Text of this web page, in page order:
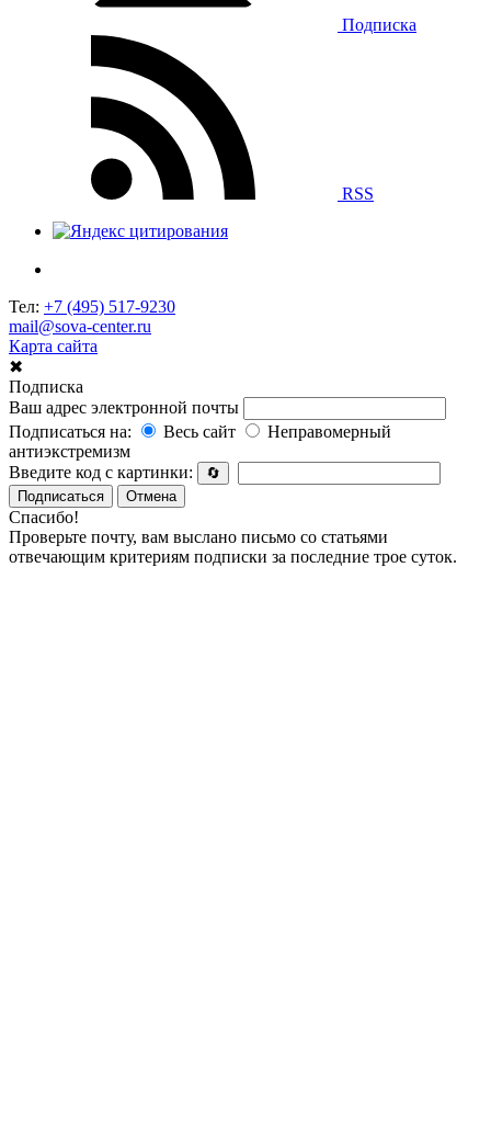
Подписка
RSS
Тел: +7 (495) 517-9230
mail@sova-center.ru
Карта сайта
✖
Подписка
Ваш адрес электронной почты
Подписаться на:
Весь сайт
Неправомерный
антиэкстремизм
Введите код с картинки:
🔄
Подписаться
Отмена
Спасибо!
Проверьте почту, вам выслано письмо со статьями
отвечающим критериям подписки за последние трое суток.